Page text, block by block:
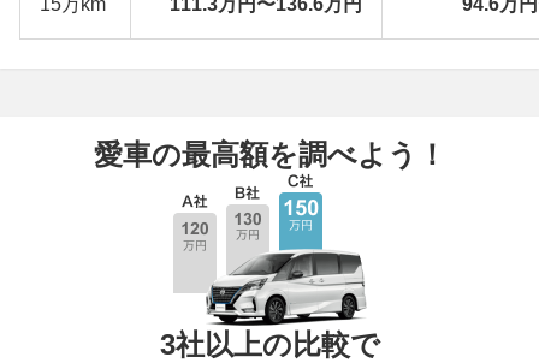
15万km 111.3万円〜136.6万円 94.6万
愛車の最高額を調べよう！
3社以上の比較で